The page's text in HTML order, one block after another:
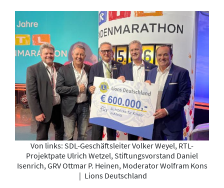
Von links: SDL-Geschäftsleiter Volker Weyel, RTL-
Projektpate Ulrich Wetzel, Stiftungsvorstand Daniel
Isenrich, GRV Ottmar P. Heinen, Moderator Wolfram Kons
| Lions Deutschland